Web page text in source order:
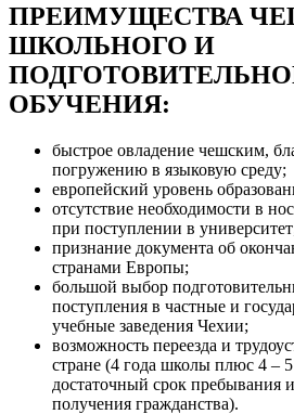
ПРЕИМУЩЕСТВА
ШКОЛЬНОГО И
ОБУЧЕНИЯ:
быстрое овладение чешским,
погружению в языковую среду;
европейский уровень
отсутствие необходимости в
при поступлении в
признание документа об
странами Европы;
большой выбор
поступления в частные и
учебные заведения Чехии;
возможность переезда и
стране (4 года школы плюс 4 –
достаточный срок пребывания
получения гражданства).